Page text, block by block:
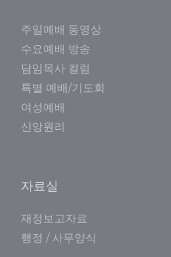
주일예배 동영상
수요예배 방송
담임목사 컬럼
특별 예배/기도회
여성예배
신앙원리
자료실
재정보고자료
행정 / 사무양식